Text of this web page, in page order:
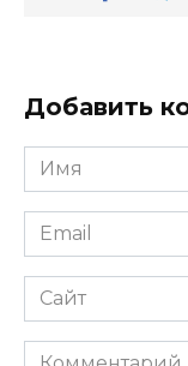
Добавить
Имя
*
Email
*
Сайт
Комментарий